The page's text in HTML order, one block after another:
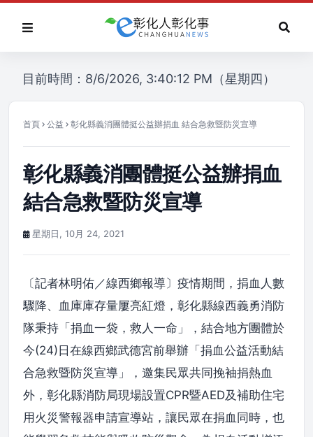
目前時間：8/6/2026, 3:40:12 PM（星期四）
首頁 公益 彰化縣義消團體挺公益辦捐血 結合急救暨防災宣導
彰化縣義消團體挺公益辦捐血
結合急救暨防災宣導
星期日, 10月 24, 2021
〔記者林明佑／線西鄉報導〕疫情期間，捐血人數
驟降、血庫庫存量屢亮紅燈，彰化縣線西義勇消防
隊秉持「捐血一袋，救人一命」，結合地方團體於
今(24)日在線西鄉武德宮前舉辦「捐血公益活動結
合急救暨防災宣導」，邀集民眾共同挽袖捐熱血
外，彰化縣消防局現場設置CPR暨AED及補助住宅
用火災警報器申請宣導站，讓民眾在捐血同時，也